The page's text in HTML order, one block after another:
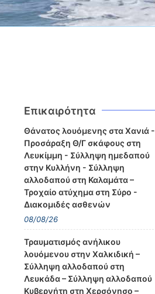
Επικαιρότητα
Θάνατος λουόμενης στα Χανιά -
Προσάραξη Θ/Γ σκάφους στη
Λευκίμμη - Σύλληψη ημεδαπού
στην Κυλλήνη - Σύλληψη
αλλοδαπού στη Καλαμάτα –
Τροχαίο ατύχημα στη Σύρο -
Διακομιδές ασθενών
08/08/26
Τραυματισμός ανήλικου
λουόμενου στην Χαλκιδική –
Σύλληψη αλλοδαπού στη
Λευκάδα – Σύλληψη αλλοδαπού
Κυβερνήτη στη Χερσόνησο –